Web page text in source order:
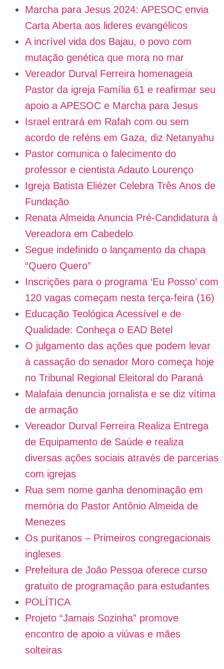
Marcha para Jesus 2024: APESOC envia
Carta Aberta aos lideres evangélicos
A incrível vida dos Bajau, o povo com
mutação genética que mora no mar
Vereador Durval Ferreira homenageia
Pastor da igreja Família 61 e reafirmar seu
apoio a APESOC e Marcha para Jesus
Israel entrará em Rafah com ou sem
acordo de reféns em Gaza, diz Netanyahu
Pastor comunica o falecimento do
professor e cientista Adauto Lourenço
Igreja Batista Eliézer Celebra Três Anos de
Fundação
Renata Almeida Anuncia Pré-Candidatura à
Vereadora em Cabedelo
Segue indefinido o lançamento da chapa
“Quero Quero”
Inscrições para o programa ‘Eu Posso’ com
120 vagas começam nesta terça-feira (16)
Educação Teológica Acessível e de
Qualidade: Conheça o EAD Betel
O julgamento das ações que podem levar
à cassação do senador Moro começa hoje
no Tribunal Regional Eleitoral do Paraná
Malafaia denuncia jornalista e se diz vítima
de armação
Vereador Durval Ferreira Realiza Entrega
de Equipamento de Saúde e realiza
diversas ações sociais através de parcerias
com igrejas
Rua sem nome ganha denominação em
memória do Pastor Antônio Almeida de
Menezes
Os puritanos – Primeiros congregacionais
ingleses
Prefeitura de João Pessoa oferece curso
gratuito de programação para estudantes
POLÍTICA
Projeto “Jamais Sozinha” promove
encontro de apoio a viúvas e mães
solteiras